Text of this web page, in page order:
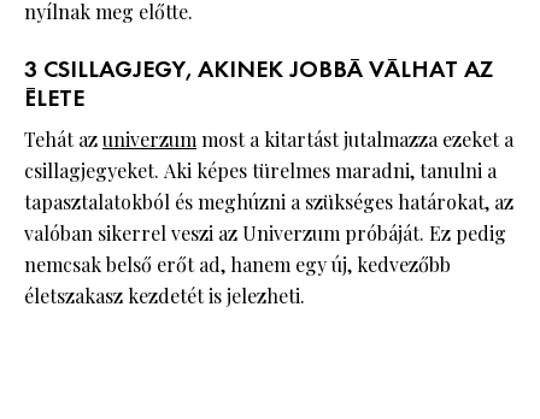
nyílnak meg előtte.
3 CSILLAGJEGY, AKINEK JOBBÁ VÁLHAT AZ
ÉLETE
Tehát azuniverzummost a kitartást jutalmazza ezeket a
csillagjegyeket. Aki képes türelmes maradni, tanulni a
tapasztalatokból és meghúzni a szükséges határokat, az
valóban sikerrel veszi az Univerzum próbáját. Ez pedig
nemcsak belső erőt ad, hanem egy új, kedvezőbb
életszakasz kezdetét is jelezheti.